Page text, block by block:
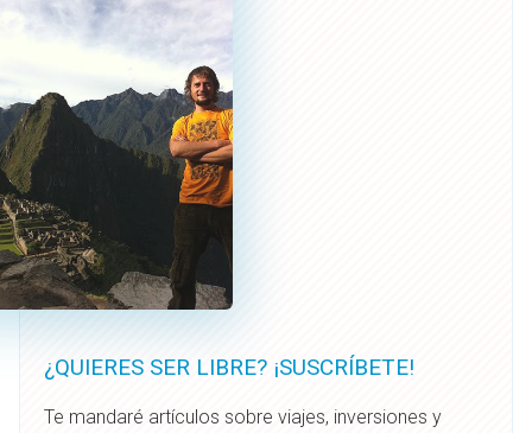
¿QUIERES SER LIBRE? ¡SUSCRÍBETE!
Te mandaré artículos sobre viajes, inversiones y